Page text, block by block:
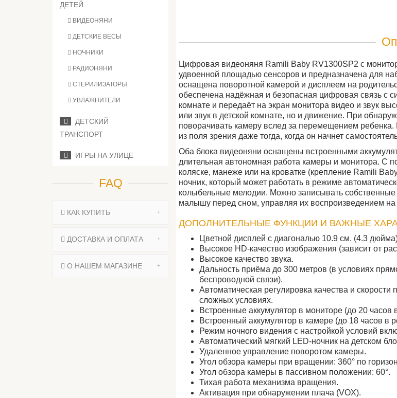
ДЕТЕЙ
ВИДЕОНЯНИ
ДЕТСКИЕ ВЕСЫ
НОЧНИКИ
РАДИОНЯНИ
СТЕРИЛИЗАТОРЫ
УВЛАЖНИТЕЛИ
ДЕТСКИЙ
ТРАНСПОРТ
ИГРЫ НА УЛИЦЕ
FAQ
КАК КУПИТЬ
ДОСТАВКА И ОПЛАТА
О НАШЕМ МАГАЗИНЕ
Цифровая видеоняня Ramili Baby RV1300SP2 с
удвоенной площадью сенсоров и предназначена для
оснащена поворотной камерой и дисплеем на
обеспечена надёжная и безопасная цифровая связь с
комнате и передаёт на экран монитора видео и звук
или звук в детской комнате, но и движение. При
поворачивать камеру вслед за перемещением
из поля зрения даже тогда, когда он начнет
Оба блока видеоняни оснащены встроенными
длительная автономная работа камеры и монитора. С
коляске, манеже или на кроватке (крепление Ramili
ночник, который может работать в режиме
колыбельные мелодии. Можно записывать собственные
малышу перед сном, управляя их воспроизведением на
ДОПОЛНИТЕЛЬНЫЕ ФУНКЦИИ И ВАЖНЫЕ
Цветной дисплей с диагональю 10.9 см. (4.3
Высокое HD-качество изображения (зависит от
Высокое качество звука.
Дальность приёма до 300 метров (в условиях
беспроводной связи).
Автоматическая регулировка качества и
сложных условиях.
Встроенные аккумулятор в мониторе (до 20
Встроенный аккумулятор в камере (до 18 часов в
Режим ночного видения с настройкой условий
Автоматический мягкий LED-ночник на детском
Удаленное управление поворотом камеры.
Угол обзора камеры при вращении: 360° по
Угол обзора камеры в пассивном положении: 60°.
Тихая работа механизма вращения.
Активация при обнаружении плача (VOX).